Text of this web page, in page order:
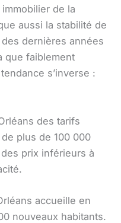
de la
aussi la stabilité de
dernières années
que faiblement
s’inverse :
des tarifs
plus de 100 000
prix inférieurs à
accueille en
nouveaux habitants.